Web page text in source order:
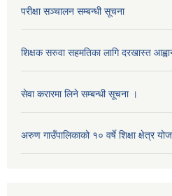
परीक्षा सञ्चालन सम्बन्धी सूचना
शिक्षक सरुवा सहमतिका लागि दरखास्त
सेवा करारमा लिने सम्बन्धी सूचना ।
अरुण गाउँपालिकाको १० वर्षे शिक्षा क्षेत्र